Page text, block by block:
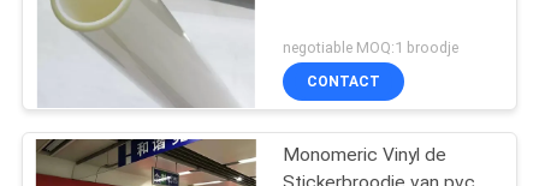
negotiable MOQ:1 broodje
CONTACT
Monomeric Vinyl de